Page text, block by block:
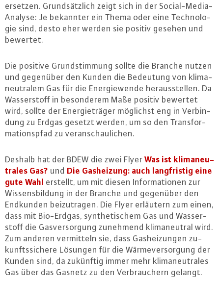
ersetzen. Grund­sätz­lich zeigt sich in der So­ci­al-Me­dia-
Ana­ly­se: Je bekannter ein Thema oder eine Tech­no­lo­
gie sind, desto eher werden sie positiv gesehen und
bewertet.
Die positive Grund­stim­mung sollte die Branche nutzen
und gegenüber den Kunden die Bedeutung von kli­ma­
neu­tra­lem Gas für die En­er­gie­wen­de her­aus­stel­len. Da
Was­ser­stoff in be­son­de­rem Maße positiv bewertet
wird, sollte der En­er­gie­trä­ger möglichst eng in Ver­bin­
dung zu Erdgas gesetzt werden, um so den Trans­for­
ma­ti­ons­pfad zu ver­an­schau­li­chen.
Deshalb hat der BDEW die zwei Flyer Was ist kli­ma­neu­
tra­les Gas? und Die Gas­hei­zung: auch lang­fris­tig eine
gute Wahl erstellt, um mit diesen In­for­ma­tio­nen zur
Wis­sens­bil­dung in der Branche und gegenüber den
Endkunden bei­zu­tra­gen. Die Flyer erläutern zum einen,
dass mit Bio-Erd­gas, syn­the­ti­schem Gas und Was­ser­
stoff die Gas­ver­sor­gung zunehmend kli­ma­neu­tral wird.
Zum anderen ver­mit­teln sie, dass Gas­hei­zun­gen zu­
kunfts­si­che­re Lösungen für die Wär­me­ver­sor­gung der
Kunden sind, da zukünftig immer mehr kli­ma­neu­tra­les
Gas über das Gasnetz zu den Ver­brau­chern gelangt.